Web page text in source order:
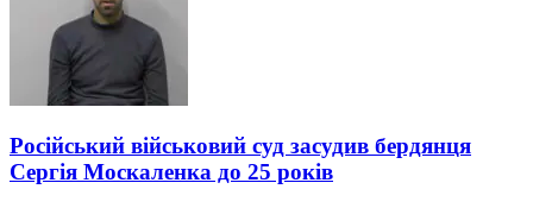
Російський військовий суд засудив бердянця
Сергія Москаленка до 25 років